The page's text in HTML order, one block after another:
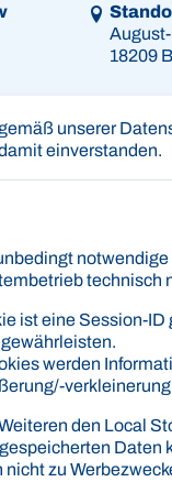
unserer
einverstanden.
technisch
ist eine Session-
werden
den Local
Daten
zu
Link zur
18209
der Anliegen